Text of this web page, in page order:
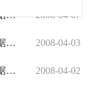
辽宁省第二次全国农业普查主要数据公报（第五号） 2008-04-07
辽宁省第二次全国农业普查主要数据公报（第四号） 2008-04-03
辽宁省第二次全国农业普查主要数据公报（第三号） 2008-04-02